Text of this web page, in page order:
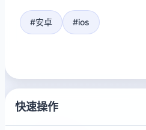
#安卓 #ios
快速操作